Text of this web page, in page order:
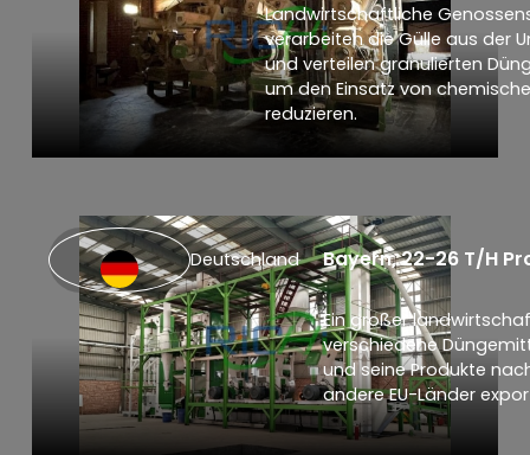
Landwirtschaftliche
verarbeiten die Gülle aus der
und verteilen granulierten
um den Einsatz von
reduzieren.
Deutschland Bayern, 22-26 T/H
Ein großer
verschiedene
und seine Produkte
andere EU-Länder